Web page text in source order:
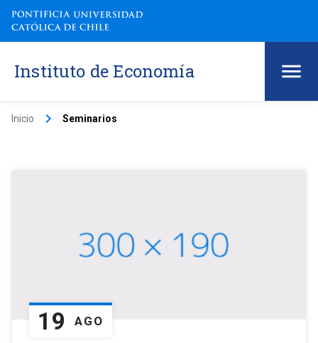
Instituto de Economía
Inicio keyboard_arrow_right Seminarios
19 AGO